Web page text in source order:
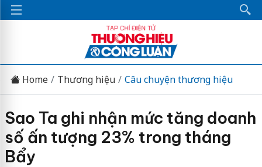
Home Thương hiệu Câu chuyện thương hiệu
Sao Ta ghi nhận mức tăng doanh
số ấn tượng 23% trong tháng
Bẩy